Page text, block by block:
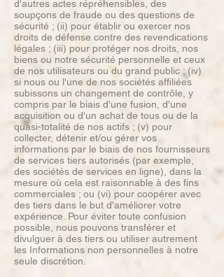
d'autres actes répréhensibles, des
soupçons de fraude ou des questions de
sécurité ; (ii) pour établir ou exercer nos
droits de défense contre des revendications
légales ; (iii) pour protéger nos droits, nos
biens ou notre sécurité personnelle et ceux
de nos utilisateurs ou du grand public ; (iv)
si nous ou l'une de nos sociétés affiliées
subissons un changement de contrôle, y
compris par le biais d'une fusion, d'une
acquisition ou d'un achat de tous ou de la
quasi-totalité de nos actifs ; (v) pour
collecter, détenir et/ou gérer vos
informations par le biais de nos fournisseurs
de services tiers autorisés (par exemple,
des sociétés de services en ligne), dans la
mesure où cela est raisonnable à des fins
commerciales ; ou (vi) pour coopérer avec
des tiers dans le but d'améliorer votre
expérience. Pour éviter toute confusion
possible, nous pouvons transférer et
divulguer à des tiers ou utiliser autrement
les Informations non personnelles à notre
seule discrétion.